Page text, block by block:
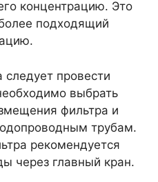
концентрацию. Это
подходящий
провести
выбрать
фильтра и
трубам.
рекомендуется
через главный кран.